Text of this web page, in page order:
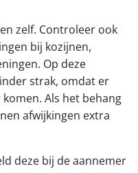
zelf. Controleer ook
bij kozijnen,
Op deze
strak, omdat er
Als het behang
afwijkingen extra
deze bij de aannemer